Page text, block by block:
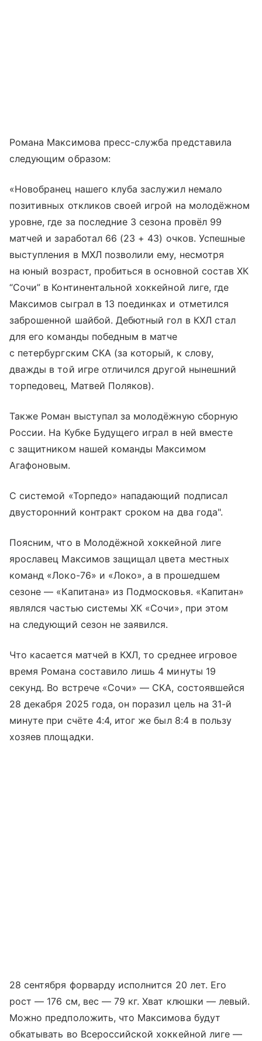
Романа Максимова пресс-служба представила
следующим образом:
«Новобранец нашего клуба заслужил немало
позитивных откликов своей игрой на молодёжном
уровне, где за последние 3 сезона провёл 99
матчей и заработал 66 (23 + 43) очков. Успешные
выступления в МХЛ позволили ему, несмотря
на юный возраст, пробиться в основной состав ХК
“Сочи” в Континентальной хоккейной лиге, где
Максимов сыграл в 13 поединках и отметился
заброшенной шайбой. Дебютный гол в КХЛ стал
для его команды победным в матче
с петербургским СКА (за который, к слову,
дважды в той игре отличился другой нынешний
торпедовец, Матвей Поляков).
Также Роман выступал за молодёжную сборную
России. На Кубке Будущего играл в ней вместе
с защитником нашей команды Максимом
Агафоновым.
С системой «Торпедо» нападающий подписал
двусторонний контракт сроком на два года".
Поясним, что в Молодёжной хоккейной лиге
ярославец Максимов защищал цвета местных
команд «Локо-76» и «Локо», а в прошедшем
сезоне — «Капитана» из Подмосковья. «Капитан»
являлся частью системы ХК «Сочи», при этом
на следующий сезон не заявился.
Что касается матчей в КХЛ, то среднее игровое
время Романа составило лишь 4 минуты 19
секунд. Во встрече «Сочи» — СКА, состоявшейся
28 декабря 2025 года, он поразил цель на 31-й
минуте при счёте 4:4, итог же был 8:4 в пользу
хозяев площадки.
28 сентября форварду исполнится 20 лет. Его
рост — 176 см, вес — 79 кг. Хват клюшки — левый.
Можно предположить, что Максимова будут
обкатывать во Всероссийской хоккейной лиге —